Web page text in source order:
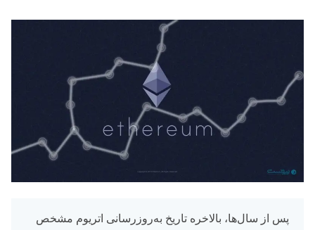
پس از سال‌ها، بالاخره تاریخ به‌روزرسانی اتریوم مشخص